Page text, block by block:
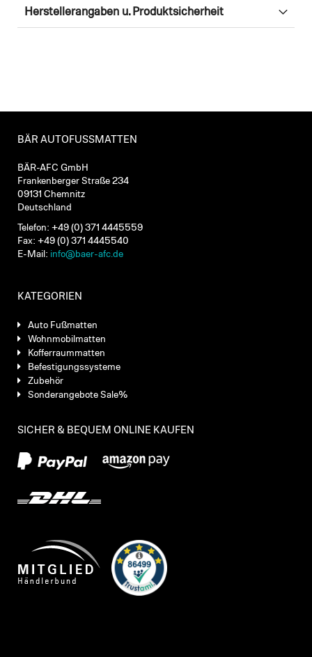
Herstellerangaben u. Produktsicherheit
BÄR AUTOFUSSMATTEN
BÄR-AFC GmbH
Frankenberger Straße 234
09131 Chemnitz
Deutschland
Telefon: +49 (0) 371 4445559
Fax: +49 (0) 371 4445540
E-Mail: info@baer-afc.de
KATEGORIEN
Auto Fußmatten
Wohnmobilmatten
Kofferraummatten
Befestigungssysteme
Zubehör
Sonderangebote Sale%
SICHER & BEQUEM ONLINE KAUFEN